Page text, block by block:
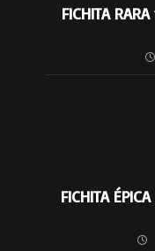
FICHITA
FICHITA